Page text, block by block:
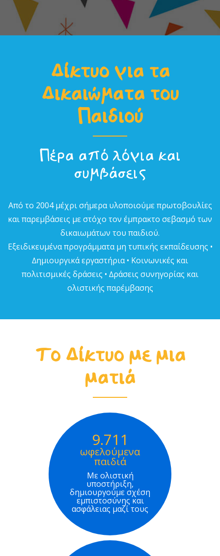
Δίκτυο για τα
Δικαιώµατα του
Παιδιού
Πέρα από λόγια και
συµβάσεις
Από το 2004 µέχρι σήµερα υλοποιούµε πρωτοβουλίες
και παρεµβάσεις µε στόχο τον έµπρακτο σεβασµό των
δικαιωµάτων του παιδιού.
Εξειδικευµένα προγράµµατα µη τυπικής εκπαίδευσης •
∆ηµιουργικά εργαστήρια • Κοινωνικές και
πολιτισµικές δράσεις • ∆ράσεις συνηγορίας και
ολιστικής παρέµβασης
Το Δίκτυο με μια
ματιά
9.711
ωφελούμενα
παιδιά
Με ολιστική
υποστήριξη,
δημιουργούμε σχέση
εμπιστοσύνης και
ασφάλειας μαζί τους